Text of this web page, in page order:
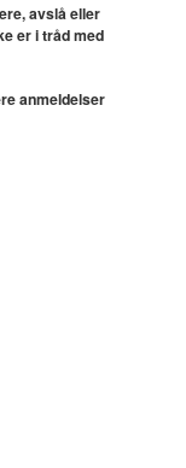
avslå eller
er i tråd med
anmeldelser